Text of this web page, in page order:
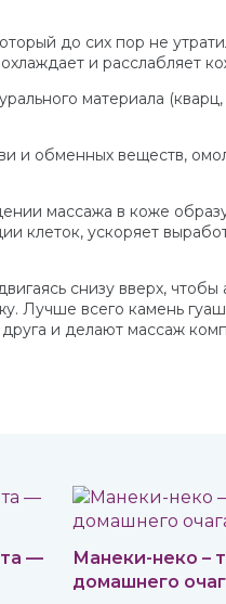
до сих пор не
и расслабляет
материала
и обменных веществ,
массажа в коже
клеток, ускоряет
снизу вверх, чтобы
Лучше всего камень
и делают массаж
—
Манеки-неко –
домашнего